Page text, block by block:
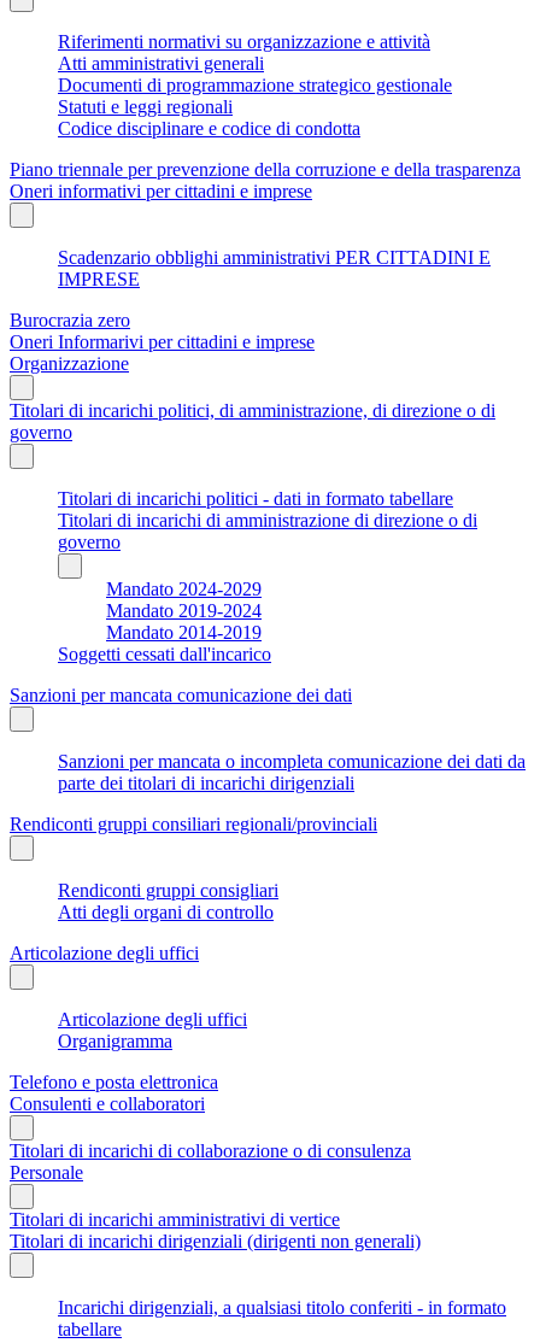
Riferimenti normativi su organizzazione e attività
Atti amministrativi generali
Documenti di programmazione strategico gestionale
Statuti e leggi regionali
Codice disciplinare e codice di condotta
Piano triennale per prevenzione della corruzione e della trasparenza
Oneri informativi per cittadini e imprese
Scadenzario obblighi amministrativi PER CITTADINI E
IMPRESE
Burocrazia zero
Oneri Informarivi per cittadini e imprese
Organizzazione
Titolari di incarichi politici, di amministrazione, di direzione o di
governo
Titolari di incarichi politici - dati in formato tabellare
Titolari di incarichi di amministrazione di direzione o di
governo
Mandato 2024-2029
Mandato 2019-2024
Mandato 2014-2019
Soggetti cessati dall'incarico
Sanzioni per mancata comunicazione dei dati
Sanzioni per mancata o incompleta comunicazione dei dati da
parte dei titolari di incarichi dirigenziali
Rendiconti gruppi consiliari regionali/provinciali
Rendiconti gruppi consigliari
Atti degli organi di controllo
Articolazione degli uffici
Articolazione degli uffici
Organigramma
Telefono e posta elettronica
Consulenti e collaboratori
Titolari di incarichi di collaborazione o di consulenza
Personale
Titolari di incarichi amministrativi di vertice
Titolari di incarichi dirigenziali (dirigenti non generali)
Incarichi dirigenziali, a qualsiasi titolo conferiti - in formato
tabellare